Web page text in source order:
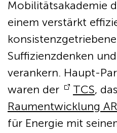
Mobilitätsakademie
einem verstärkt
Suffizienzdenken
verankern. Haupt-
waren der
TCS, das
Raumentwicklung
für Energie mit